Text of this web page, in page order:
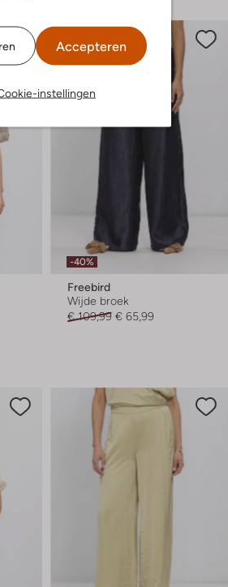
Accepteren
instellingen
-40%
Freebird
Wijde broek
€ 109,99 € 65,99